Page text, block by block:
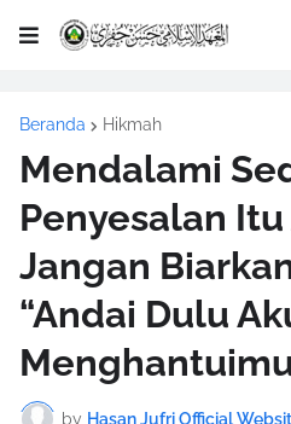
Beranda Hikmah
Mendalami
Penyesalan
Jangan
“Andai Dulu
by Hasan Jufri Official